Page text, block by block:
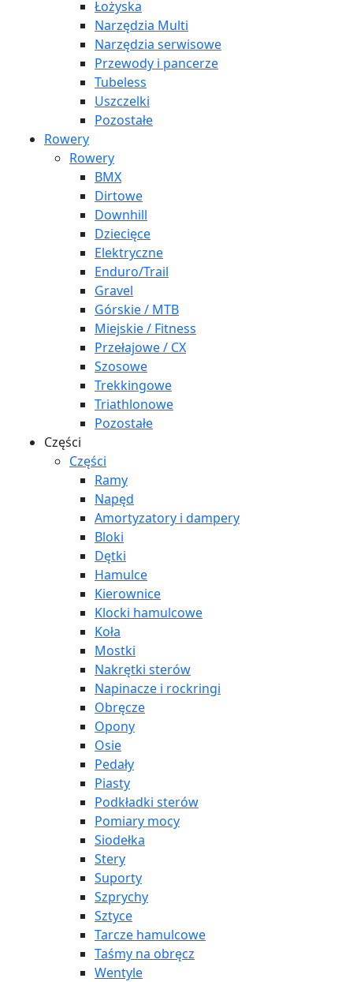
Łożyska
Narzędzia Multi
Narzędzia serwisowe
Przewody i pancerze
Tubeless
Uszczelki
Pozostałe
Rowery
Rowery
BMX
Dirtowe
Downhill
Dziecięce
Elektryczne
Enduro/Trail
Gravel
Górskie / MTB
Miejskie / Fitness
Przełajowe / CX
Szosowe
Trekkingowe
Triathlonowe
Pozostałe
Części
Części
Ramy
Napęd
Amortyzatory i dampery
Bloki
Dętki
Hamulce
Kierownice
Klocki hamulcowe
Koła
Mostki
Nakrętki sterów
Napinacze i rockringi
Obręcze
Opony
Osie
Pedały
Piasty
Podkładki sterów
Pomiary mocy
Siodełka
Stery
Suporty
Szprychy
Sztyce
Tarcze hamulcowe
Taśmy na obręcz
Wentyle